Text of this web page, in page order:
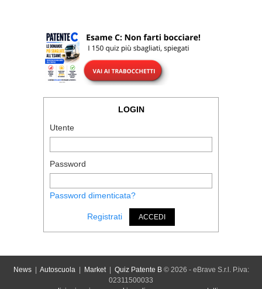
LOGIN
Utente
Password
Password dimenticata?
Registrati ACCEDI
News| Autoscuola| Market| Quiz Patente B© 2026 - eBrave S.r.l. P.iva:
02311500033